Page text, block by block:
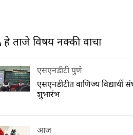
हे ताजे विषय नक्की वाचा
एसएनडीटी पुणे
एसएनडीटीत वाणिज्य विद्यार्थी
शुभारंभ
आज